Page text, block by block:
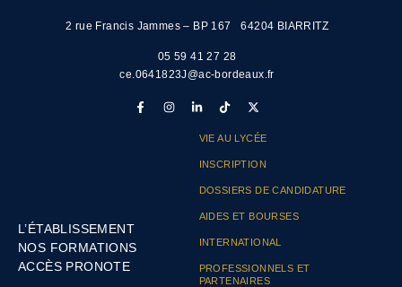
2 rue Francis Jammes – BP 167 64204 BIARRITZ
05 59 41 27 28
ce.0641823J@ac-bordeaux.fr
L’ÉTABLISSEMENT
NOS FORMATIONS
ACCÈS PRONOTE
VIE AU LYCÉE
INSCRIPTION
DOSSIERS DE CANDIDATURE
AIDES ET BOURSES
INTERNATIONAL
PROFESSIONNELS ET
PARTENAIRES